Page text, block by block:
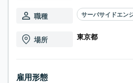
職種 サーバサイドエン
場所 東京都
雇用形態